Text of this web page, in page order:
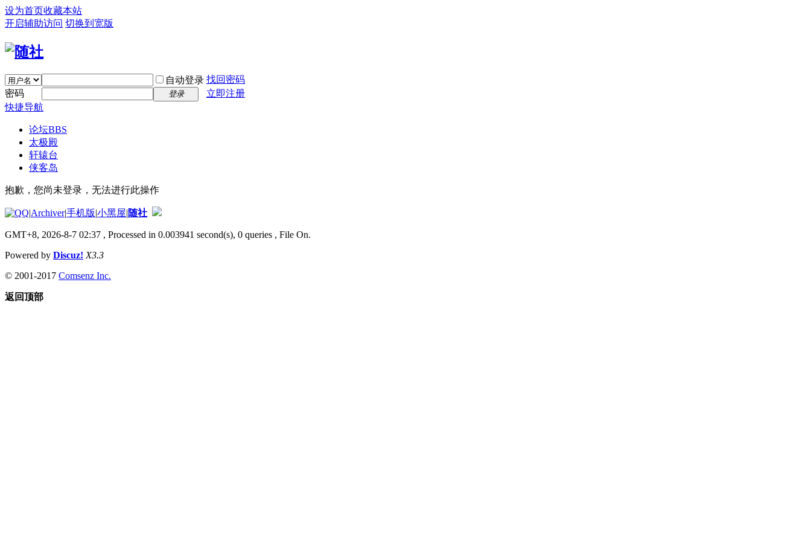
设为首页收藏本站
开启辅助访问 切换到宽版
自动登录 找回密码
密码
登录
立即注册
快捷导航
论坛BBS
太极殿
轩辕台
侠客岛
抱歉，您尚未登录，无法进行此操作
|Archiver|手机版|小黑屋|随社
GMT+8, 2026-8-7 02:37 , Processed in 0.003941 second(s), 0 queries , File On.
Powered by Discuz! X3.3
© 2001-2017 Comsenz Inc.
返回顶部